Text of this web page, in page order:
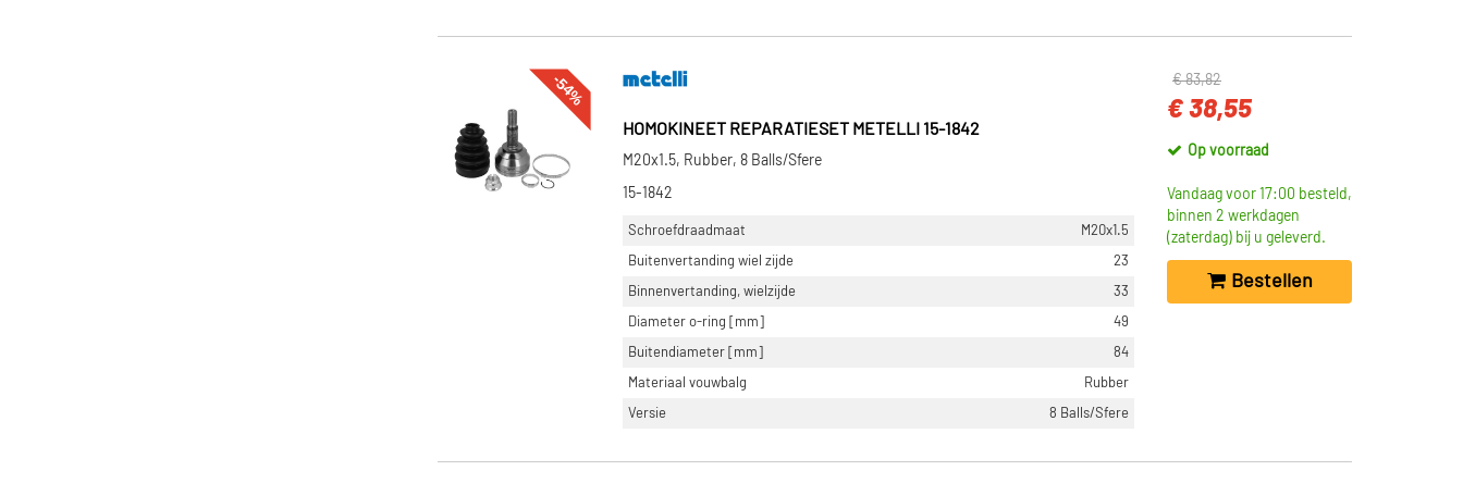
-54%
HOMOKINEET REPARATIESET METELLI 15-1842
M20x1.5, Rubber, 8 Balls/Sfere
15-1842
Schroefdraadmaat
M20x1.5
Buitenvertanding wiel zijde
23
Binnenvertanding, wielzijde
33
Diameter o-ring [mm]
49
Buitendiameter [mm]
84
Materiaal vouwbalg
Rubber
Versie
8 Balls/Sfere
€ 83,82
€ 38,55
Op voorraad
Vandaag voor 17:00 besteld,
binnen 2 werkdagen
(zaterdag) bij u geleverd.
Bestellen